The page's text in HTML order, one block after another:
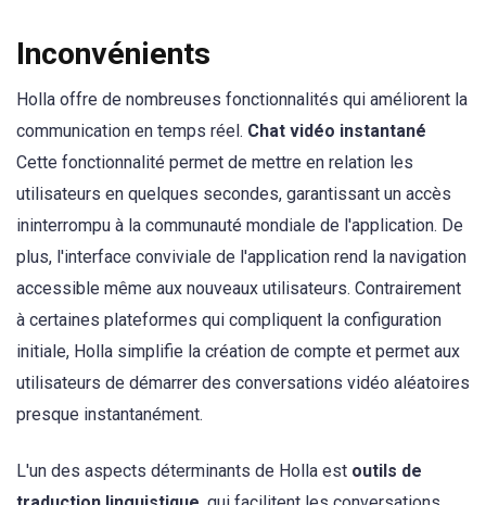
Inconvénients
Holla offre de nombreuses fonctionnalités qui améliorent la
communication en temps réel. Chat vidéo instantané
Cette fonctionnalité permet de mettre en relation les
utilisateurs en quelques secondes, garantissant un accès
ininterrompu à la communauté mondiale de l'application. De
plus, l'interface conviviale de l'application rend la navigation
accessible même aux nouveaux utilisateurs. Contrairement
à certaines plateformes qui compliquent la configuration
initiale, Holla simplifie la création de compte et permet aux
utilisateurs de démarrer des conversations vidéo aléatoires
presque instantanément.
L'un des aspects déterminants de Holla est outils de